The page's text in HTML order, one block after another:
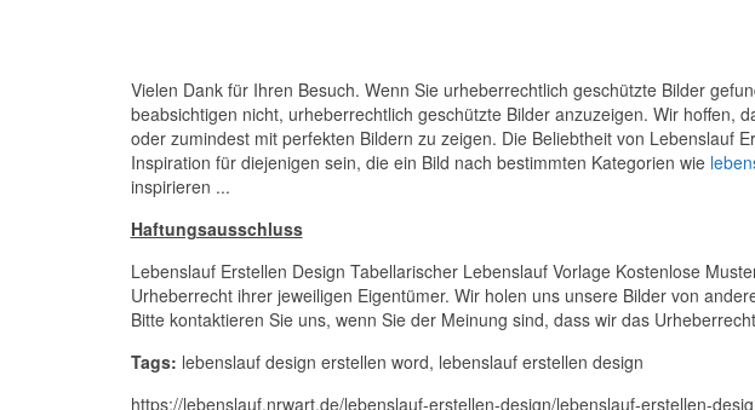
Vielen Dank für Ihren Besuch. Wenn Sie urheberrechtlich geschützte Bilder
beabsichtigen nicht, urheberrechtlich geschützte Bilder anzuzeigen. Wir hoffen,
oder zumindest mit perfekten Bildern zu zeigen. Die Beliebtheit von Lebenslauf
Inspiration für diejenigen sein, die ein Bild nach bestimmten Kategorien wie
inspirieren ...
Haftungsausschluss
Lebenslauf Erstellen Design Tabellarischer Lebenslauf Vorlage Kostenlose
Urheberrecht ihrer jeweiligen Eigentümer. Wir holen uns unsere Bilder von
Bitte kontaktieren Sie uns, wenn Sie der Meinung sind, dass wir das
Tags: lebenslauf design erstellen word, lebenslauf erstellen design
https://lebenslauf.nrwart.de/lebenslauf-erstellen-design/lebenslauf-erstellen-